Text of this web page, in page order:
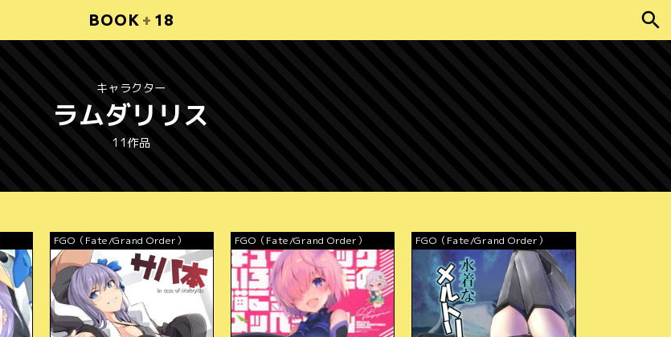
BOOK + 18
キャラクター
ラムダリリス
11作品
FGO（Fate/Grand Order） FGO（Fate/Grand Order） FGO（Fate/Grand Order）